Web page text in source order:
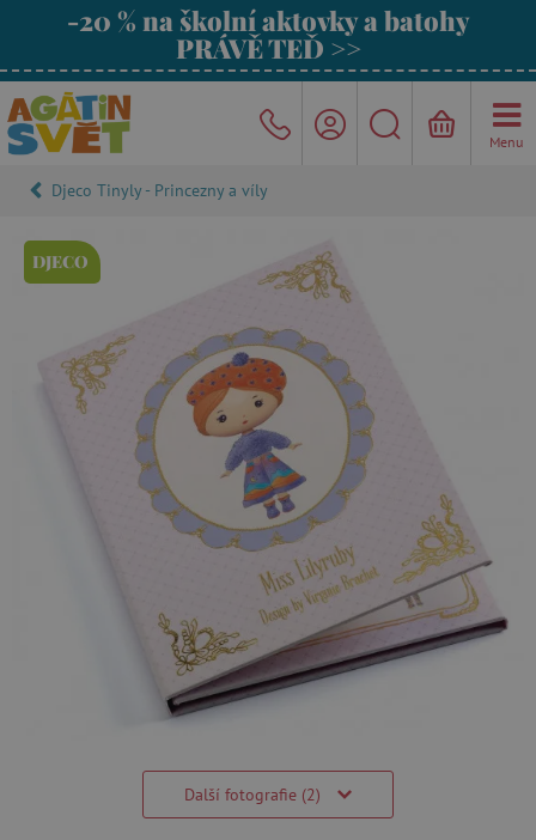
-20 % na školní aktovky a batohy
PRÁVĚ TEĎ >>
Menu
Djeco Tinyly - Princezny a víly
DJECO
Další fotografie (2)